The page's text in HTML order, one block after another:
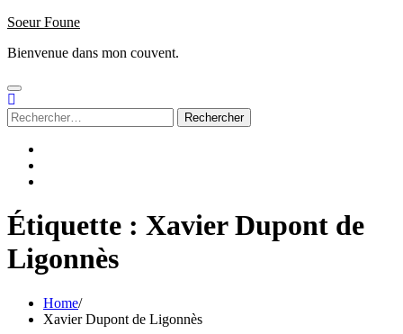
Skip
content
Soeur Foune
Bienvenue dans mon couvent.
Rechercher :
Étiquette : Xavier Dupont de
Ligonnès
Home
Xavier Dupont de Ligonnès